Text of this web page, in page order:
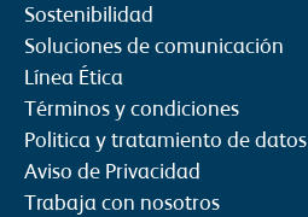
Sostenibilidad
Soluciones de comunicación
Línea Ética
Términos y condiciones
Politica y tratamiento de datos
Aviso de Privacidad
Trabaja con nosotros